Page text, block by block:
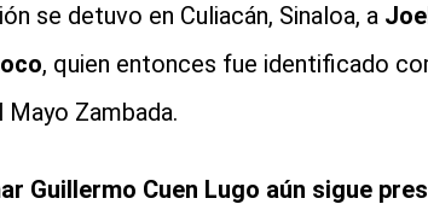
se detuvo en Culiacán, Sinaloa, a
, quien entonces fue identificado
Zambada.
Guillermo Cuen Lugo aún sigue